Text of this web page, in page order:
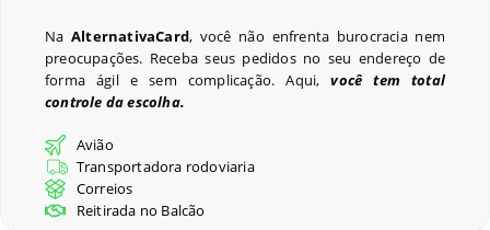
NaAlternativaCard, você não enfrenta burocracia nem
preocupações. Receba seus pedidos no seu endereço de
forma ágil e sem complicação. Aqui,você tem total
controle da escolha.
Avião
Transportadora rodoviaria
Correios
Reitirada no Balcão